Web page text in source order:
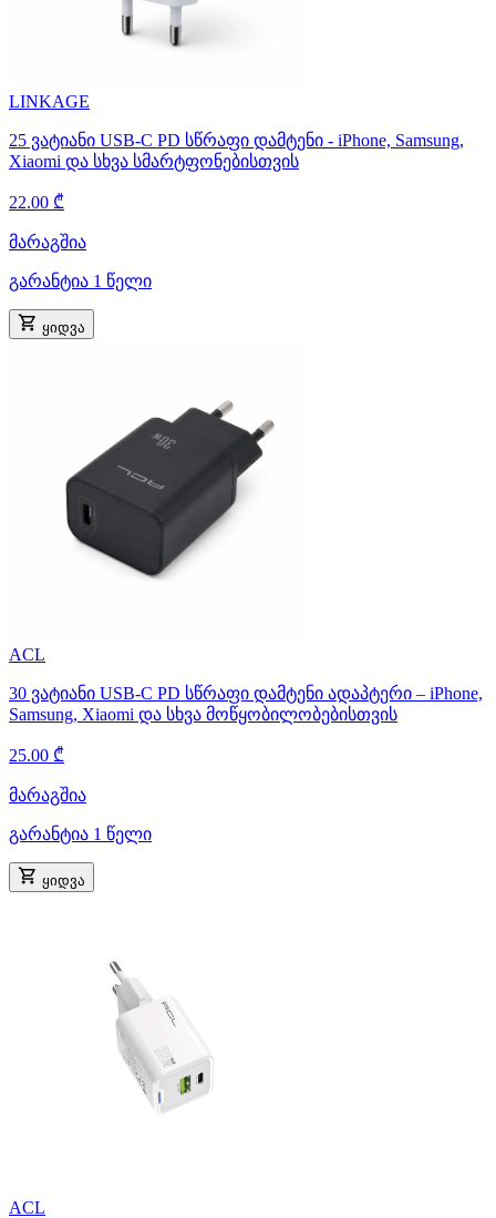
LINKAGE
25 ვატიანი USB-C PD სწრაფი დამტენი - iPhone, Samsung,
Xiaomi და სხვა სმარტფონებისთვის
22.00 ₾
მარაგშია
გარანტია 1 წელი
ყიდვა
ACL
30 ვატიანი USB-C PD სწრაფი დამტენი ადაპტერი – iPhone,
Samsung, Xiaomi და სხვა მოწყობილობებისთვის
25.00 ₾
მარაგშია
გარანტია 1 წელი
ყიდვა
ACL